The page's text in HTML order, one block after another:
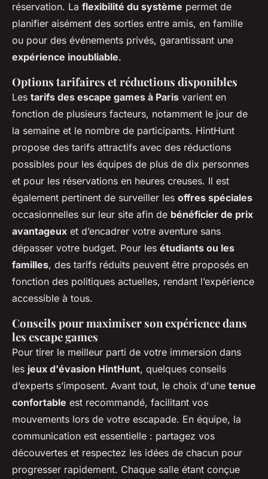
réservation. La flexibilité du système permet de
planifier aisément des sorties entre amis, en famille
ou pour des événements privés, garantissant une
expérience inoubliable.
Options tarifaires et réductions disponibles
Les tarifs des escape games à Paris varient en
fonction de plusieurs facteurs, notamment le jour de
la semaine et le nombre de participants. HintHunt
propose des tarifs attractifs avec des réductions
possibles pour les équipes de plus de dix personnes
et pour les réservations en heures creuses. Il est
également pertinent de surveiller les offres spéciales
occasionnelles sur leur site afin de bénéficier de prix
avantageux et d’encadrer votre aventure sans
dépasser votre budget. Pour les étudiants ou les
familles, des tarifs réduits peuvent être proposés en
fonction des politiques actuelles, rendant l’expérience
accessible à tous.
Conseils pour maximiser son expérience dans
les escape games
Pour tirer le meilleur parti de votre immersion dans
les jeux d'évasion HintHunt, quelques conseils
d’experts s’imposent. Avant tout, le choix d'une tenue
confortable est recommandé, facilitant vos
mouvements lors de votre escapade. En équipe, la
communication est essentielle : partagez vos
découvertes et respectez les idées de chacun pour
progresser rapidement. Chaque salle étant conçue